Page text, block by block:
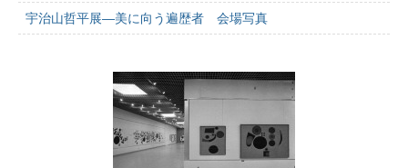
宇治山哲平展―美に向う遍歴者 会場写真